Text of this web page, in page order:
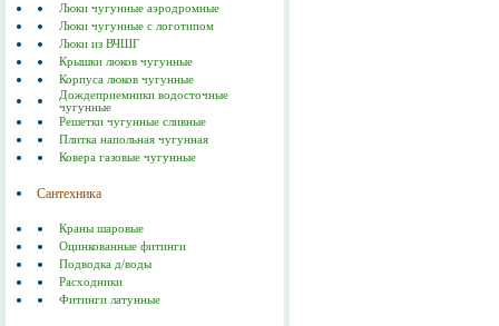
Люки чугунные аэродромные
Люки чугунные с логотипом
Люки из ВЧШГ
Крышки люков чугунные
Корпуса люков чугунные
Дождеприемники водосточные
чугунные
Решетки чугунные сливные
Плитка напольная чугунная
Ковера газовые чугунные
Сантехника
Краны шаровые
Оцинкованные фитинги
Подводка д/воды
Расходники
Фитинги латунные